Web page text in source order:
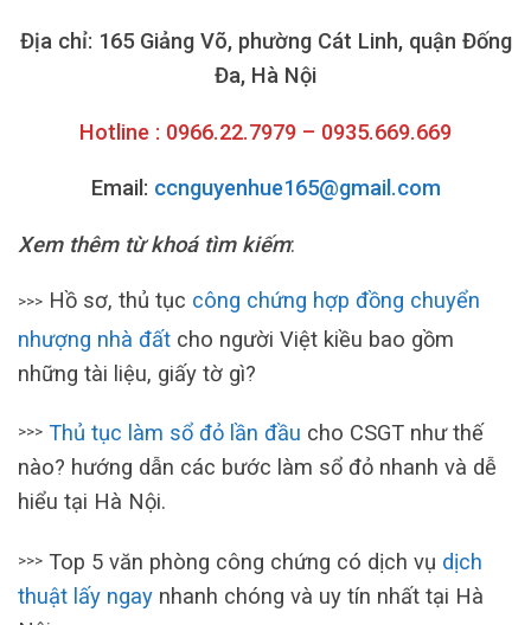
Địa chỉ: 165 Giảng Võ, phường Cát Linh, quận Đống
Đa, Hà Nội
Hotline : 0966.22.7979 – 0935.669.669
Email: ccnguyenhue165@gmail.com
Xem thêm từ khoá tìm kiếm:
>>> Hồ sơ, thủ tục công chứng hợp đồng chuyển
nhượng nhà đất cho người Việt kiều bao gồm
những tài liệu, giấy tờ gì?
>>> Thủ tục làm sổ đỏ lần đầu cho CSGT như thế
nào? hướng dẫn các bước làm sổ đỏ nhanh và dễ
hiểu tại Hà Nội.
>>> Top 5 văn phòng công chứng có dịch vụ dịch
thuật lấy ngay nhanh chóng và uy tín nhất tại Hà